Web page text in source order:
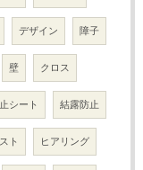
デザイン 障子
壁 クロス
シート 結露防止
ト ヒアリング